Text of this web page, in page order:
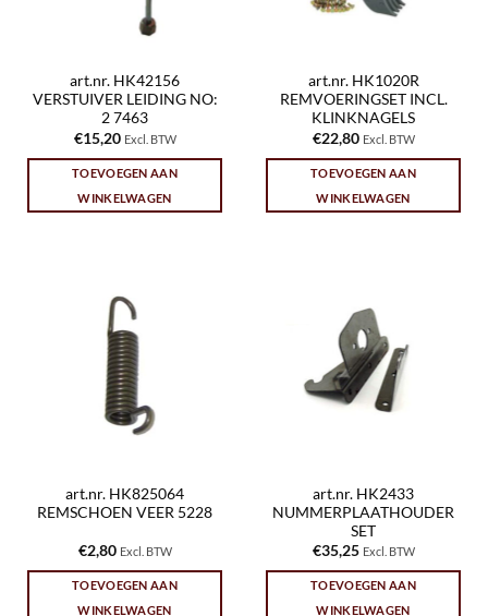
art.nr. HK42156
VERSTUIVER LEIDING NO:
2 7463
€15,20 Excl. BTW
TOEVOEGEN AAN
WINKELWAGEN
art.nr. HK1020R
REMVOERINGSET INCL.
KLINKNAGELS
€22,80 Excl. BTW
TOEVOEGEN AAN
WINKELWAGEN
art.nr. HK825064
REMSCHOEN VEER 5228
€2,80 Excl. BTW
TOEVOEGEN AAN
WINKELWAGEN
art.nr. HK2433
NUMMERPLAATHOUDER
SET
€35,25 Excl. BTW
TOEVOEGEN AAN
WINKELWAGEN